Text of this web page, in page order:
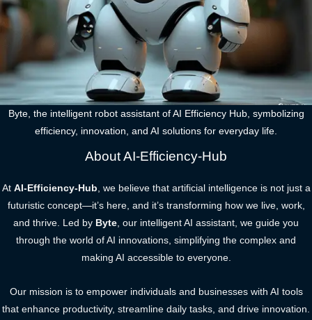
Byte, the intelligent robot assistant of AI Efficiency Hub, symbolizing
efficiency, innovation, and AI solutions for everyday life.
About AI-Efficiency-Hub
At AI-Efficiency-Hub , we believe that artificial intelligence is not just a
futuristic concept—it’s here, and it’s transforming how we live, work,
and thrive. Led by Byte , our intelligent AI assistant, we guide you
through the world of AI innovations, simplifying the complex and
making AI accessible to everyone.
Our mission is to empower individuals and businesses with AI tools
that enhance productivity, streamline daily tasks, and drive innovation.